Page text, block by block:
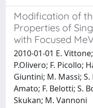
Modification of
Properties of
with Focused
2010-01-01 E.
P.Olivero; F. Picollo;
Giuntini; M. Massi;
Amato; F. Belotti; S.
Skukan; M. Vannoni